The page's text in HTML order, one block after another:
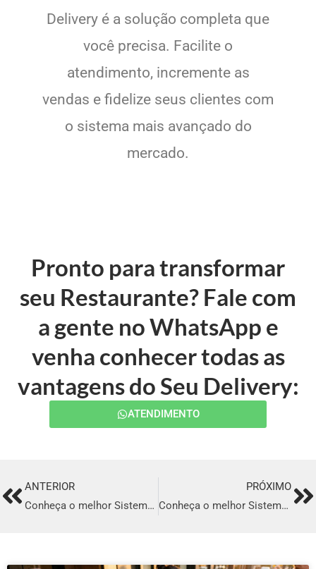
Delivery é a solução completa que
você precisa. Facilite o
atendimento, incremente as
vendas e fidelize seus clientes com
o sistema mais avançado do
mercado.
Pronto para transformar
seu Restaurante? Fale com
a gente no WhatsApp e
venha conhecer todas as
vantagens do Seu Delivery:
ATENDIMENTO
PrevANTERIOR
Conheça o melhor Sistema para Delivery em Vila Velha
PRÓXIMO
Conheça o melhor Sistema para Delivery em São José do Rio Preto